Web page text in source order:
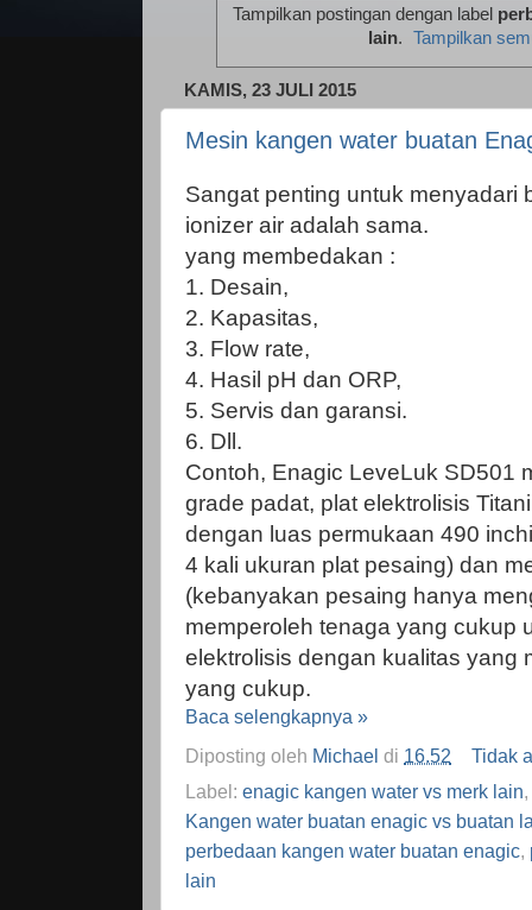
ENAGIC COMPENSATION PLAN
Tampilkan postingan dengan label
lain. Tampilkan
KAMIS, 23 JULI 2015
Mesin kangen water buatan
Sangat penting untuk menyadari
ionizer air adalah sama.
yang membedakan :
1. Desain,
2. Kapasitas,
3. Flow rate,
4. Hasil pH dan ORP,
5. Servis dan garansi.
6. Dll.
Contoh, Enagic LeveLuk SD501
grade padat, plat elektrolisis
dengan luas permukaan 490
4 kali ukuran plat pesaing) dan
(kebanyakan pesaing hanya
memperoleh tenaga yang cukup
elektrolisis dengan kualitas yang
yang cukup.
Baca selengkapnya »
Diposting oleh Michael di 16.52
Tidak
Label: enagic kangen water vs merk lain,
Kangen water buatan enagic vs buatan
perbedaan kangen water buatan enagic,
lain